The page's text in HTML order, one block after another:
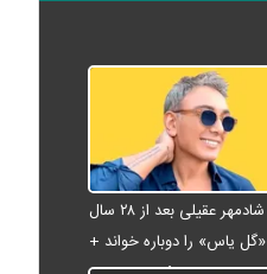
شادمهر عقیلی بعد از ۲۸ سال
«گل یاس» را دوباره خواند +